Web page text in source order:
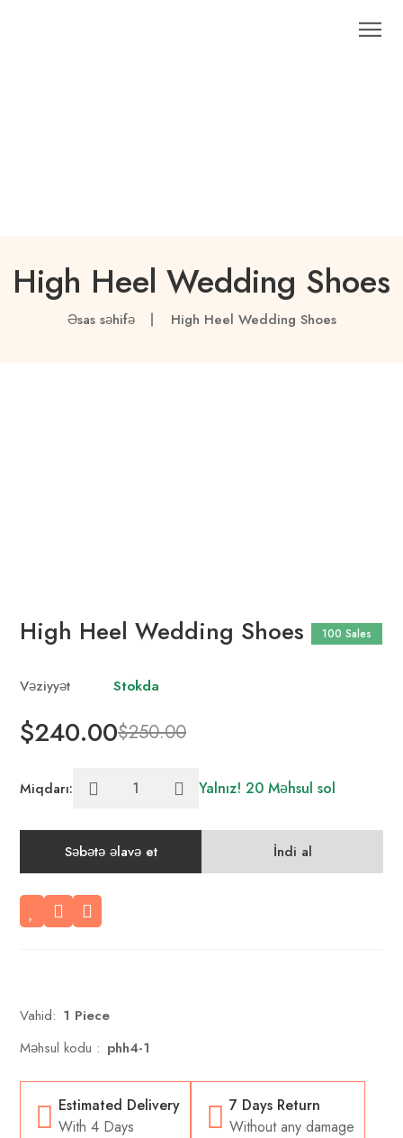
High Heel Wedding Shoes
Əsas səhifə High Heel Wedding Shoes
High Heel Wedding Shoes 100 Sales
Vəziyyət Stokda
$240.00$250.00
Miqdarı: Yalnız! 20 Məhsul sol
Səbətə əlavə et İndi al
Vahid: 1 Piece
Məhsul kodu : phh4-1
Estimated Delivery
With 4 Days
7 Days Return
Without any damage